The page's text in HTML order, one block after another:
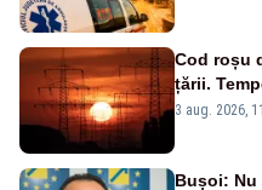
Cod roșu
țării.
până
3 aug. 2026,
Bușoi: